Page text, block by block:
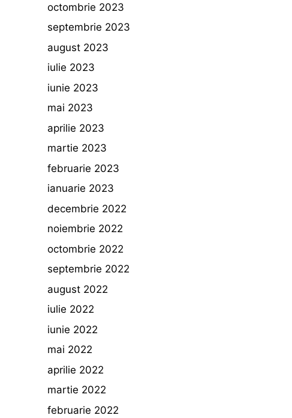
octombrie 2023
septembrie 2023
august 2023
iulie 2023
iunie 2023
mai 2023
aprilie 2023
martie 2023
februarie 2023
ianuarie 2023
decembrie 2022
noiembrie 2022
octombrie 2022
septembrie 2022
august 2022
iulie 2022
iunie 2022
mai 2022
aprilie 2022
martie 2022
februarie 2022